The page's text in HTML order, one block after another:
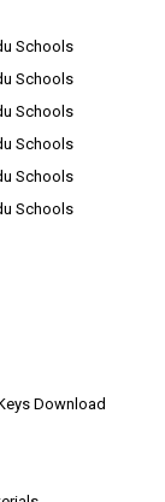
Schools
Schools
Schools
Schools
Schools
Schools
Download